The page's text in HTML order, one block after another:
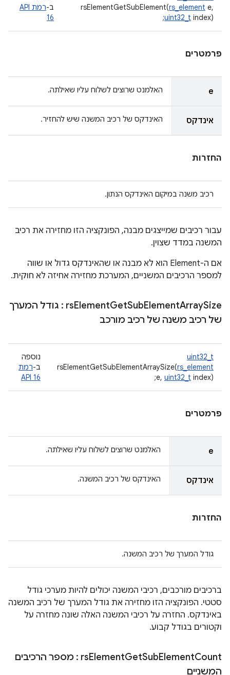
rsElementGetSubElement(rs_element e,
uint32_t index);
ב-
רמת API
16
פרמטרים
e האלמנט שרוצים לשלוח עליו שאילתה.
אינדקס האינדקס של רכיב המשנה שיש להחזיר.
החזרות
רכיב משנה במיקום האינדקס הנתון.
עבור רכיבים שמייצגים מבנה, הפונקציה הזו מחזירה את רכיב
המשנה במדד שצוין.
אם ה-Element הוא לא מבנה או שהאינדקס גדול או שווה
למספר הרכיבים המשניים, המערכת מחזירה אחיזה לא חוקית.
rsElementGetSubElementArraySize
: גודל המערך
של רכיב משנה של רכיב מורכב
uint32_t
rsElementGetSubElementArraySize(rs_element
e, uint32_t index);
נוספה
ב-רמת
API 16
פרמטרים
e האלמנט שרוצים לשלוח עליו שאילתה.
אינדקס האינדקס של רכיב המשנה.
החזרות
גודל המערך של רכיב המשנה.
ברכיבים מורכבים, רכיבי המשנה יכולים להיות מערכי גודל
סטטי. הפונקציה הזו מחזירה את גודל המערך של רכיב המשנה
באינדקס. החזרה על רכיבי המשנה האלה שונה מחזרה על
וקטורים בגודל קבוע.
rsElementGetSubElementCount
: מספר הרכיבים
המשניים